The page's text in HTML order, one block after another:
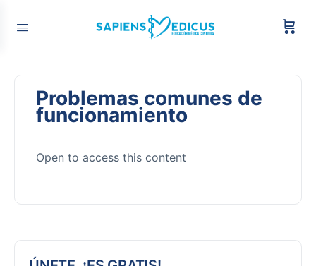
Problemas comunes de
funcionamiento
Open to access this content